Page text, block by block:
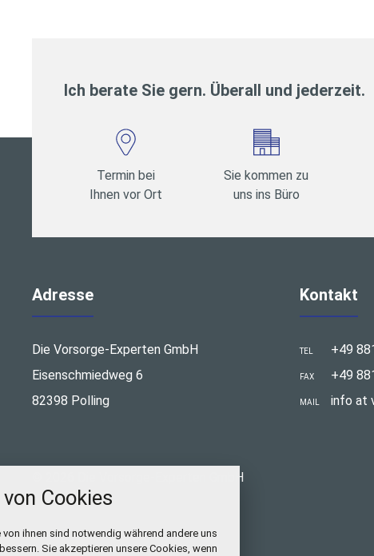
Ich berate Sie gern. Überall und jederzeit.
Termin bei
Ihnen vor Ort
Sie kommen zu
uns ins Büro
Adresse
Die Vorsorge-Experten GmbH
Eisenschmiedweg 6
82398 Polling
Kontakt
TEL +49
FAX +49
MAIL info at
© 2026 Die Vorsorge-Experten GmbH
Cookies
ihnen sind notwendig während andere uns
Sie akzeptieren unsere Cookies, wenn
akzeptieren oder zu blockieren.
Notwendig